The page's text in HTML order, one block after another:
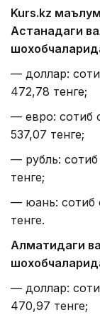
Kurs.kz
Астанадаги
— доллар:
472,78 тенге;
— евро: сотиб
537,07 тенге;
— рубль:
тенге;
— юань: сотиб
тенге.
Алматидаги
— доллар:
470,97 тенге;